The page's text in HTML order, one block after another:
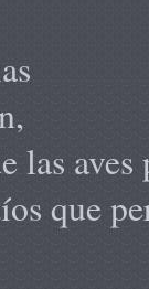
las aves
que